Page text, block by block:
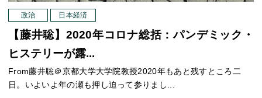
政治 日本経済
【藤井聡】2020年コロナ総括：パンデミック・
ヒステリーが露...
From藤井聡＠京都大学大学院教授2020年もあと残すところ二
日。いよいよ年の瀬も押し迫って参りまし...